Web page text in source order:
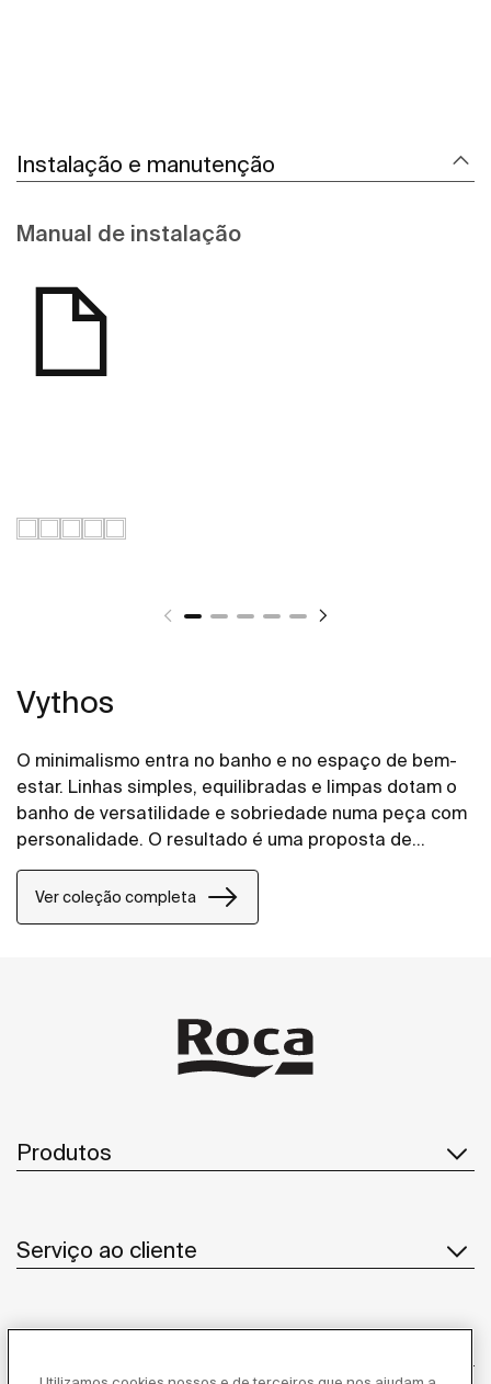
Instalação e manutenção
Manual de instalação
Vythos
O minimalismo entra no banho e no espaço de bem-
estar. Linhas simples, equilibradas e limpas dotam o
banho de versatilidade e sobriedade numa peça com
personalidade. O resultado é uma proposta de
grande elegância e adaptabilidade.
Ver coleção completa
Produtos
Serviço ao cliente